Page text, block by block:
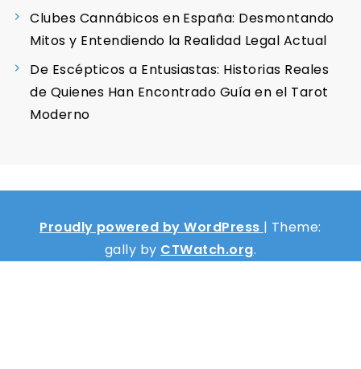
Clubes Cannábicos en España: Desmontando
Mitos y Entendiendo la Realidad Legal Actual
De Escépticos a Entusiastas: Historias Reales
de Quienes Han Encontrado Guía en el Tarot
Moderno
Proudly powered by WordPress | Theme:
gally by CTWatch.org.